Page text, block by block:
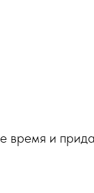
время и